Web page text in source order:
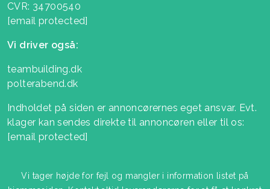
CVR: 34700540
[email protected]
Vi driver også:
teambuilding.dk
polterabend.dk
Indholdet på siden er annoncørernes eget ansvar. Evt.
klager kan sendes direkte til annoncøren eller til os:
[email protected]
Vi tager højde for fejl og mangler i information listet på